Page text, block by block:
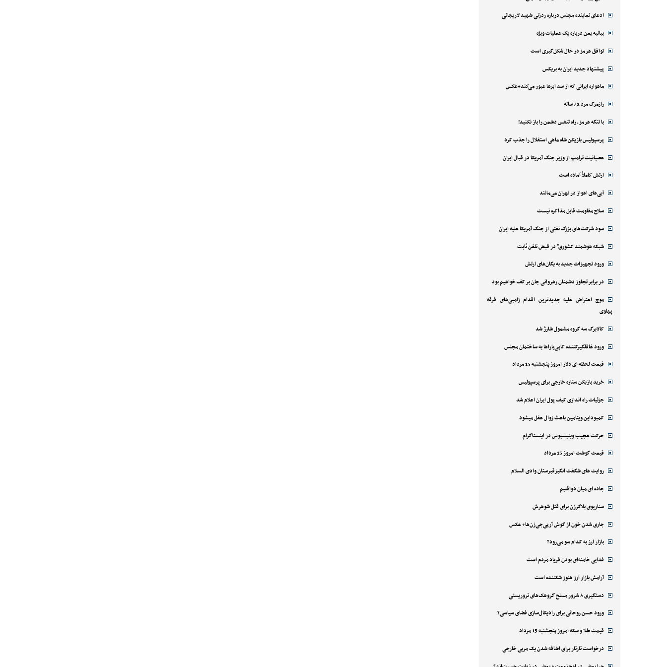
ادعای نماینده مجلس درباره ردزنی شهید لاریجانی
بیانیه یمن درباره یک عملیات ویژه
توافق هرمز در حال شکل‌گیری است
پیشنهاد جدید ایران به بریکس
ماهواره ایرانی که از سد ابرها عبور می‌کند+عکس
رازمرگ مرد 72 ساله
با تنگه هرمز، راه تنفس دشمن را باز نکنید!
پرسپولیس بازیکن شاه ماهی استقلال را جذب کرد
عصبانیت ترامپ از وزیر جنگ آمریکا در قبال ایران
ارتش کاملاً آماده است
آبی‌های اهواز در تهران می‌مانند
سلاح مقاومت قابل مذاکره نیست
سود شرکت‌های بزرگ نفتی از جنگ آمریکا علیه ایران
شبکه هوشمند کشوری" در قبض تلفن ثابت
ورود تجهیزات جدید به یگان‌های ارتش
در برابر تجاوز دشمنان رهروانی جان بر کف خواهیم بود
موج اعتراض علیه جدیدترین اقدام زامبی‌های فرقه
پهلوی
کالابرگ سه گروه مشمول شارژ شد
ورود غافلگیرکننده کاپی‌باراها به ساختمان مجلس
قیمت لحظه ای دلار امروز پنجشنبه 15 مرداد
خرید بازیکن ستاره خارجی برای پرسپولیس
جزئیات راه اندازی کیف پول ایران اعلام شد
کمبوداین ویتامین باعث زوال عقل میشود
حرکت عجیب وینیسیوس در اینستاگرام
قیمت گوشت امروز 15 مرداد
روایت های شگفت انگیزقبرستان وادی السلام
جاده ای میان دواقلیم
سناریوی بلاگرزن برای قتل شوهرش
جاری شدن خون از گوش آرپی‌جی‌زن‌ها+ عکس
بازار ارز به کدام سو می‌رود؟
فدایی خامنه‌ای بودن فریاد مردم است
آرامش بازار ارز هنوز شکننده است
دستگیری ۸ شرور مسلح گروهک‌های تروریستی
ورود حسن روحانی برای رادیکال‌سازی فضای سیاسی؟
قیمت طلا و سکه امروز پنجشنبه 15 مرداد
درخواست تارتار برای اضافه شدن یک مربی خارجی